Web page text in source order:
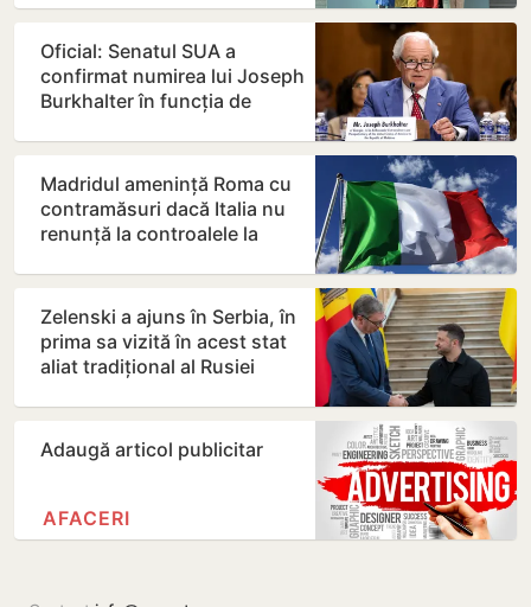
Oficial: Senatul SUA a
confirmat numirea lui Joseph
Burkhalter în funcția de
Madridul amenință Roma cu
contramăsuri dacă Italia nu
renunță la controalele la
Zelenski a ajuns în Serbia, în
prima sa vizită în acest stat
aliat tradițional al Rusiei
Adaugă articol publicitar
AFACERI